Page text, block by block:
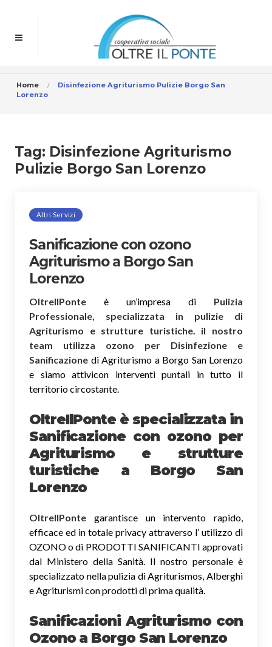
Home
Disinfezione Agriturismo Pulizie Borgo San
Lorenzo
Tag: Disinfezione Agriturismo
Pulizie Borgo San Lorenzo
Altri Servizi
Sanificazione con ozono
Agriturismo a Borgo San
Lorenzo
OltreIlPonte è un’impresa di Pulizia
Professionale, specializzata in pulizie di
Agriturismo e strutture turistiche. il nostro
team utilizza ozono per Disinfezione e
Sanificazione di Agriturismo a Borgo San Lorenzo
e siamo attivicon interventi puntali in tutto il
territorio circostante.
OltreIlPonte è specializzata in
Sanificazione con ozono per
Agriturismo e strutture
turistiche a Borgo San
Lorenzo
OltreIlPonte garantisce un intervento rapido,
efficace ed in totale privacy attraverso l’ utilizzo di
OZONO o di PRODOTTI SANIFICANTI approvati
dal Ministero della Sanità. Il nostro personale è
specializzato nella pulizia di Agriturismos, Alberghi
e Agriturismi con prodotti di prima qualità.
Sanificazioni Agriturismo con
Ozonoa Borgo San Lorenzo